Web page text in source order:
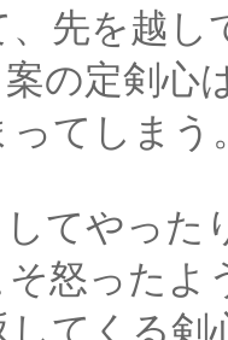
先を越
驚いた
ってしまう
、とい
そ怒った
てくる剣